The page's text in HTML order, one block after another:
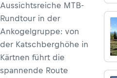
Aussichtsreiche MTB-
Rundtour in der
Ankogelgruppe: von
der Katschberghöhe in
Kärtnen führt die
spannende Route